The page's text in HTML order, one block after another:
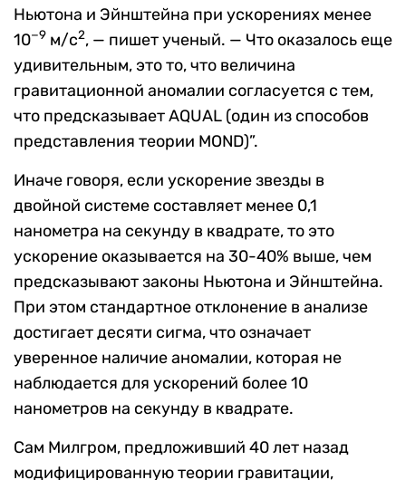
Ньютона и Эйнштейна при ускорениях менее
10−9 м/с2, — пишет ученый. — Что оказалось еще
удивительным, это то, что величина
гравитационной аномалии согласуется с тем,
что предсказывает AQUAL (один из способов
представления теории MOND)”.
Иначе говоря, если ускорение звезды в
двойной системе составляет менее 0,1
нанометра на секунду в квадрате, то это
ускорение оказывается на 30-40% выше, чем
предсказывают законы Ньютона и Эйнштейна.
При этом стандартное отклонение в анализе
достигаетдесяти сигма,что означает
уверенное наличие аномалии, которая не
наблюдается для ускорений более 10
нанометров на секунду в квадрате.
Сам Милгром, предложивший 40 лет назад
модифицированную теории гравитации,